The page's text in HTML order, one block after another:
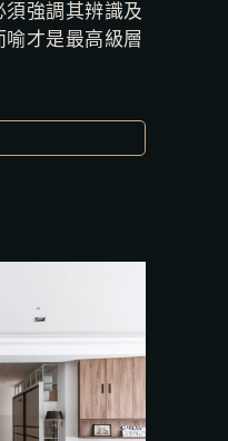
強調其辨識及
才是最高級層